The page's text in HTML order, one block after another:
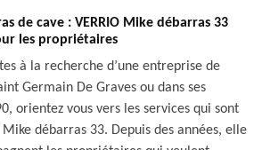
de cave : VERRIO Mike débarras 33
les propriétaires
à la recherche d’une entreprise de
Germain De Graves ou dans ses
orientez vous vers les services qui sont
Mike débarras 33. Depuis des années, elle